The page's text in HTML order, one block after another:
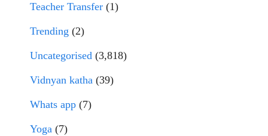
Teacher Transfer (1)
Trending (2)
Uncategorised (3,818)
Vidnyan katha (39)
Whats app (7)
Yoga (7)